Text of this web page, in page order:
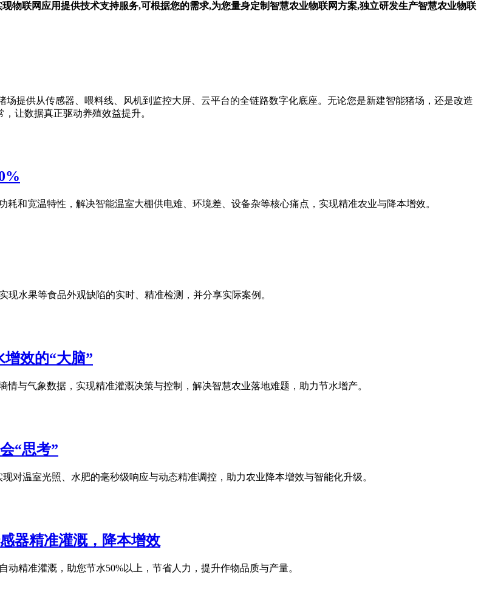
物联网应用提供技术支持服务,可根据您的需求,为您量身定制智慧农业物联网方案,独立研发生产智慧农业物联
场提供从传感器、喂料线、风机到监控大屏、云平台的全链路数字化底座。无论您是新建智能猪场，还是改造
让数据真正驱动养殖效益提升。
和宽温特性，解决智能温室大棚供电难、环境差、设备杂等核心痛点，实现精准农业与降本增效。
水果等食品外观缺陷的实时、精准检测，并分享实际案例。
效的“大脑”
与气象数据，实现精准灌溉决策与控制，解决智慧农业落地难题，助力节水增产。
“思考”
对温室光照、水肥的毫秒级响应与动态精准调控，助力农业降本增效与智能化升级。
器精准灌溉，降本增效
精准灌溉，助您节水50%以上，节省人力，提升作物品质与产量。